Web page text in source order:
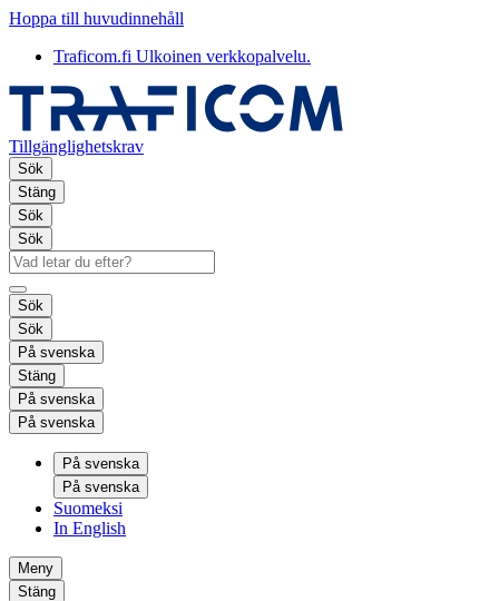
Hoppa till huvudinnehåll
Traficom.fi Ulkoinen verkkopalvelu.
Tillgänglighetskrav
Sök
Stäng
Sök
Sök
Sök
Sök
På svenska
Stäng
På svenska
På svenska
På svenska
På svenska
Suomeksi
In English
Meny
Stäng